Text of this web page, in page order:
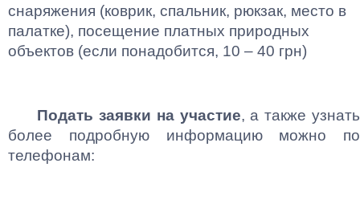
снаряжения (коврик, спальник, рюкзак, место в
палатке), посещение платных природных
объектов (если понадобится, 10 – 40 грн)
Подать заявки на участие, а также узнать
более подробную информацию можно по
телефонам: